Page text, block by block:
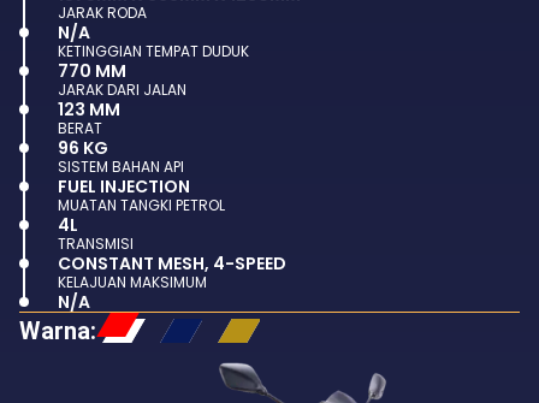
JARAK RODA
N/A
KETINGGIAN TEMPAT DUDUK
770 MM
JARAK DARI JALAN
123 MM
BERAT
96 KG
SISTEM BAHAN API
FUEL INJECTION
MUATAN TANGKI PETROL
4L
TRANSMISI
CONSTANT MESH, 4-SPEED
KELAJUAN MAKSIMUM
N/A
Warna: